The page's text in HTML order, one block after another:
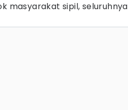
masyarakat sipil, seluruhnya